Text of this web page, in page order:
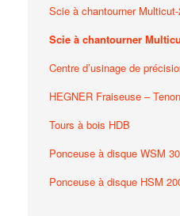
Scie à chantourner
Scie à chantourner
Centre d’usinage de
HEGNER Fraiseuse –
Tours à bois HDB
Ponceuse à disque WSM
Ponceuse à disque HSM